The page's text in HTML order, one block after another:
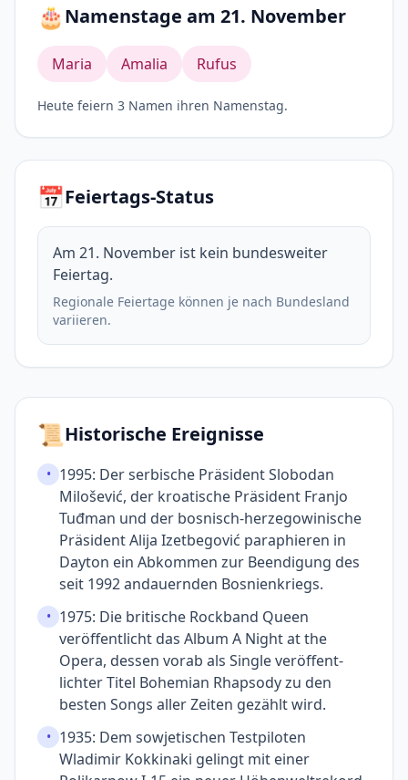
🎂Namenstage am 21. November
Maria Amalia Rufus
Heute feiern 3 Namen ihren Namenstag.
📅Feiertags-Status
Am 21. November ist kein bundesweiter
Feiertag.
Regionale Feiertage können je nach Bundesland
variieren.
📜Historische Ereignisse
• 1995: Der serbische Präsident Slobodan
Milošević, der kroatische Präsident Franjo
Tuđman und der bosnisch-herzegowi­nische
Präsident Alija Izetbegović paraphieren in
Dayton ein Abkommen zur Beendigung des
seit 1992 andauernden Bosnien­kriegs.
• 1975: Die britische Rock­band Queen
veröffentlicht das Album A Night at the
Opera, dessen vorab als Single veröffent­
lichter Titel Bohemian Rhapsody zu den
besten Songs aller Zeiten gezählt wird.
• 1935: Dem sowjetischen Test­piloten
Wladimir Kokkinaki gelingt mit einer